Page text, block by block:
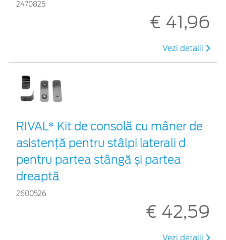
2470825
€ 41,96
Vezi detalii
RIVAL* Kit de consolă cu mâner de
asistență pentru stâlpi laterali d
pentru partea stângă și partea
dreaptă
2600526
€ 42,59
Vezi detalii